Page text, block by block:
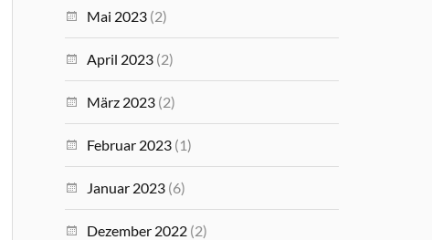
Mai 2023 (2)
April 2023 (2)
März 2023 (2)
Februar 2023 (1)
Januar 2023 (6)
Dezember 2022 (2)